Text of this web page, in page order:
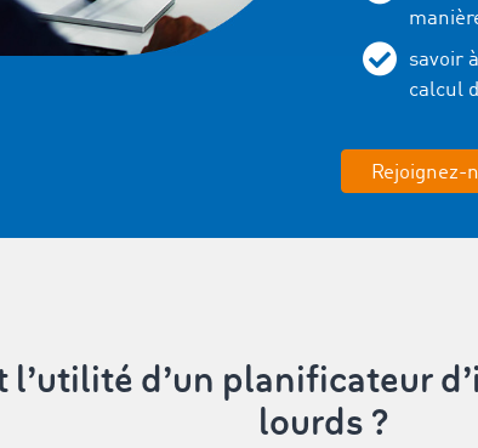
savoir
calcul
Rejoignez-
l’utilité d’un planificateur
lourds ?